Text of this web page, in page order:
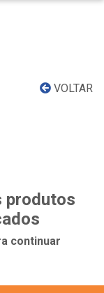
VOLTAR
produtos
continuar